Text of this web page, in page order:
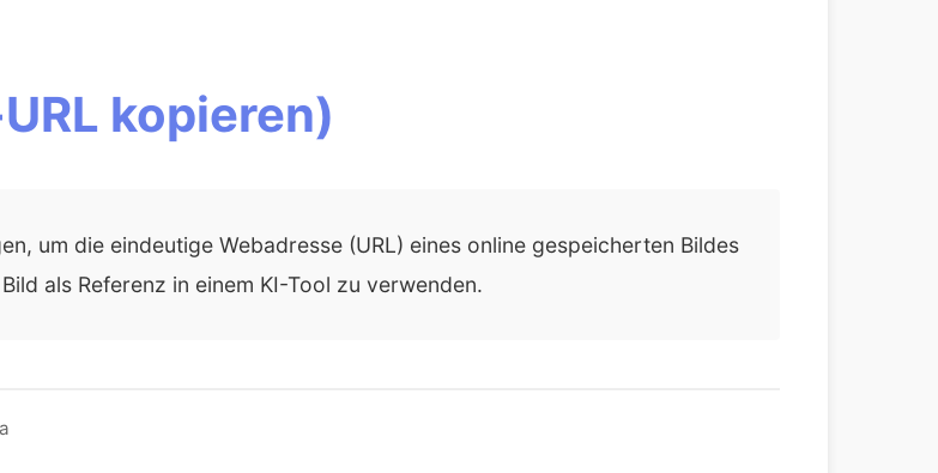
kopieren)
um die eindeutige Webadresse (URL) eines online gespeicherten Bildes
als Referenz in einem KI-Tool zu verwenden.